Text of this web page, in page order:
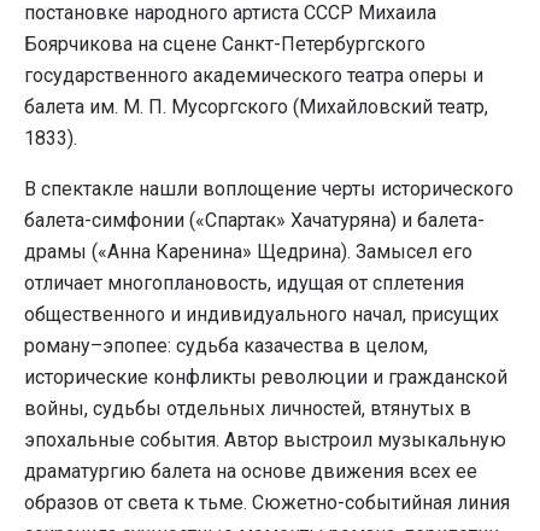
постановке народного артиста СССР Михаила
Боярчикова на сцене Санкт-Петербургского
государственного академического театра оперы и
балета им. М. П. Мусоргского (Михайловский театр,
1833).
В спектакле нашли воплощение черты исторического
балета-симфонии («Спартак» Хачатуряна) и балета-
драмы («Анна Каренина» Щедрина). Замысел его
отличает многоплановость, идущая от сплетения
общественного и индивидуального начал, присущих
роману–эпопее: судьба казачества в целом,
исторические конфликты революции и гражданской
войны, судьбы отдельных личностей, втянутых в
эпохальные события. Автор выстроил музыкальную
драматургию балета на основе движения всех ее
образов от света к тьме. Сюжетно-событийная линия